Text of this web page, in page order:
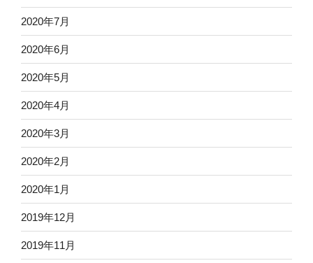
2020年7月
2020年6月
2020年5月
2020年4月
2020年3月
2020年2月
2020年1月
2019年12月
2019年11月